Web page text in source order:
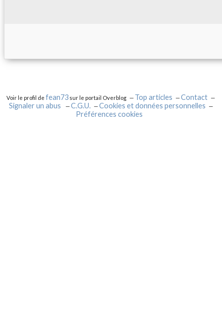
Voir le profil defean73 sur le portail Overblog Top articles
Contact
Signaler un abus
C.G.U.
Cookies et données personnelles
Préférences cookies